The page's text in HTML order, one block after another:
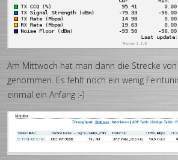
Am Mittwoch hat man dann die Strecke
genommen. Es fehlt noch ein wenig
einmal ein Anfang :-)